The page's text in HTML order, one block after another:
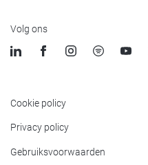
Volg ons
Cookie policy
Privacy policy
Gebruiksvoorwaarden